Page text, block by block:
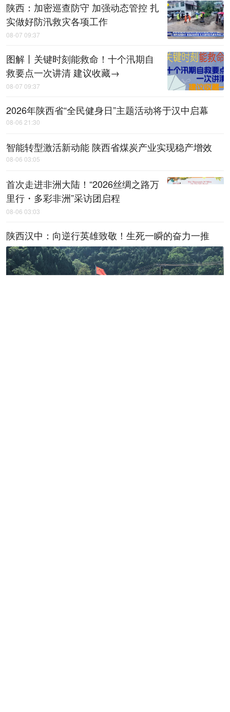
陕西：加密巡查防守 加强动态管控 扎
实做好防汛救灾各项工作
08-07 09:37
图解丨关键时刻能救命！十个汛期自
救要点一次讲清 建议收藏→
08-07 09:37
2026年陕西省“全民健身日”主题活动将于汉中启幕
08-06 21:30
智能转型激活新动能 陕西省煤炭产业实现稳产增效
08-06 03:05
首次走进非洲大陆！“2026丝绸之路万
里行・多彩非洲”采访团启程
08-06 03:03
陕西汉中：向逆行英雄致敬！生死一瞬的奋力一推